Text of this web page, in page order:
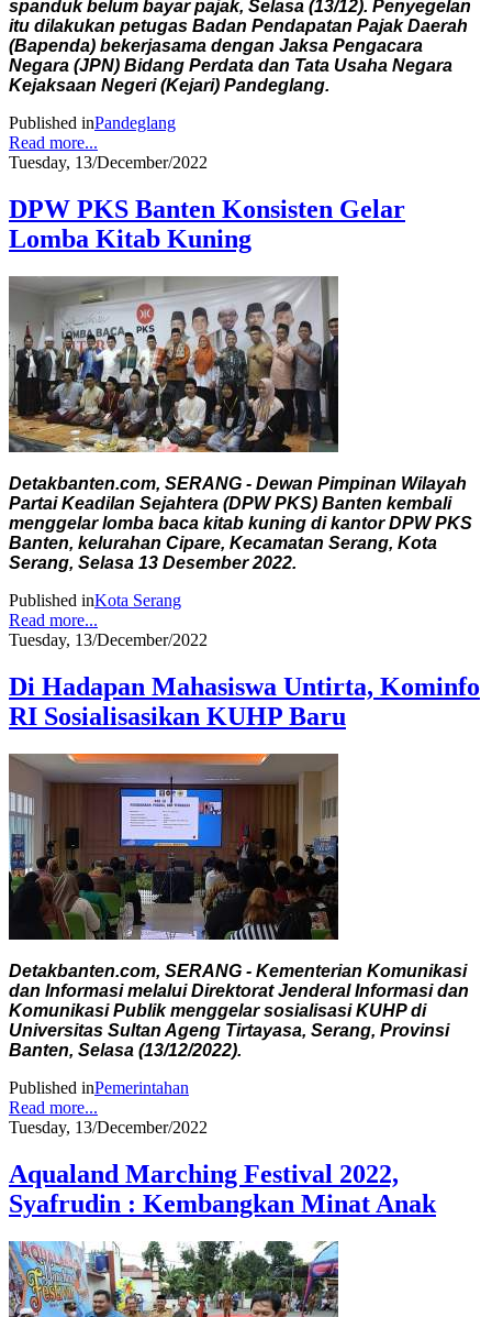
spanduk belum bayar pajak, Selasa (13/12). Penyegelan
itu dilakukan petugas Badan Pendapatan Pajak Daerah
(Bapenda) bekerjasama dengan Jaksa Pengacara
Negara (JPN) Bidang Perdata dan Tata Usaha Negara
Kejaksaan Negeri (Kejari) Pandeglang.
Published inPandeglang
Read more...
Tuesday, 13/December/2022
DPW PKS Banten Konsisten Gelar
Lomba Kitab Kuning
Detakbanten.com, SERANG - Dewan Pimpinan Wilayah
Partai Keadilan Sejahtera (DPW PKS) Banten kembali
menggelar lomba baca kitab kuning di kantor DPW PKS
Banten, kelurahan Cipare, Kecamatan Serang, Kota
Serang, Selasa 13 Desember 2022.
Published inKota Serang
Read more...
Tuesday, 13/December/2022
Di Hadapan Mahasiswa Untirta, Kominfo
RI Sosialisasikan KUHP Baru
Detakbanten.com, SERANG - Kementerian Komunikasi
dan Informasi melalui Direktorat Jenderal Informasi dan
Komunikasi Publik menggelar sosialisasi KUHP di
Universitas Sultan Ageng Tirtayasa, Serang, Provinsi
Banten, Selasa (13/12/2022).
Published inPemerintahan
Read more...
Tuesday, 13/December/2022
Aqualand Marching Festival 2022,
Syafrudin : Kembangkan Minat Anak